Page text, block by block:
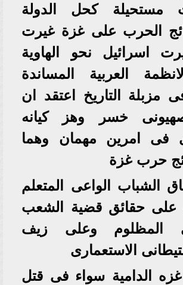
مستحيلة كحل الدولة
الحرب على غزة غيرت
اسرائيل نحو الهاوية
العربية المساندة
مزبلة التاريخ اعتقد ان
خسر وهز كيانه
فى امرين مهمان وهما
حرب غزة
الشباب الواعى المتعلم
على حقائق قضية الشعب
المظلوم وعلى زيف
الاستعمارى
الدامية سواء فى قتل